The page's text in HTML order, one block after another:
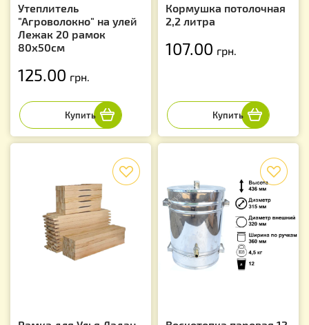
Утеплитель
"Агроволокно" на улей
Лежак 20 рамок
80х50см
125.00 грн.
Кормушка потолочная
2,2 литра
107.00 грн.